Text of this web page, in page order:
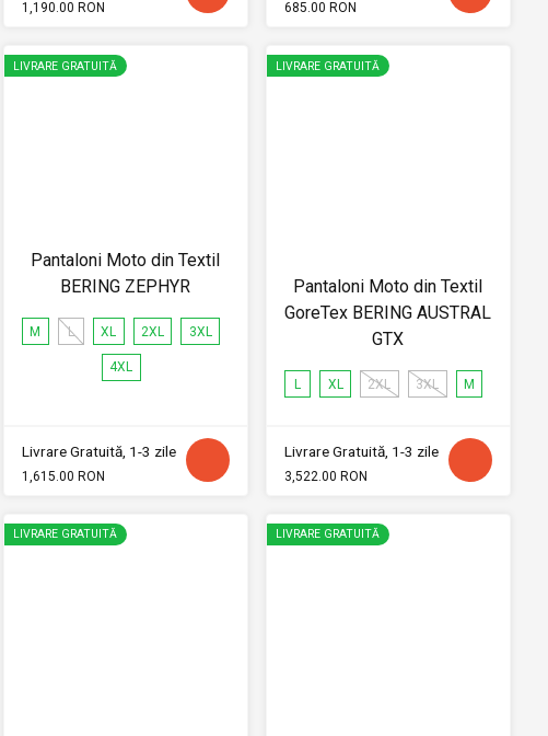
1,190.00 RON 685.00 RON
LIVRARE GRATUITĂ
Pantaloni Moto din Textil
BERING ZEPHYR
M L XL 2XL 3XL
4XL
Livrare Gratuită, 1-3 zile
1,615.00 RON
LIVRARE GRATUITĂ
Pantaloni Moto din Textil
GoreTex BERING AUSTRAL
GTX
L XL 2XL 3XL M
Livrare Gratuită, 1-3 zile
3,522.00 RON
LIVRARE GRATUITĂ LIVRARE GRATUITĂ